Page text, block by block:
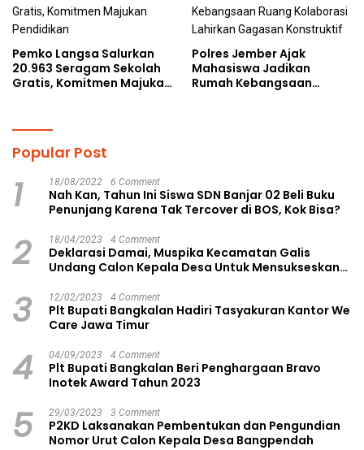
Pemko Langsa Salurkan
20.963 Seragam Sekolah
Gratis, Komitmen Majukan
Polres Jember Ajak
Mahasiswa Jadikan
Rumah Kebangsaan
Popular Post
1 18/08/2022 6 Comment
Nah Kan, Tahun Ini Siswa SDN Banjar 02 Beli Buku
Penunjang Karena Tak Tercover di BOS, Kok Bisa?
2 18/04/2023 4 Comment
Deklarasi Damai, Muspika Kecamatan Galis
Undang Calon Kepala Desa Untuk Mensukseskan
3 12/02/2023 4 Comment
Plt Bupati Bangkalan Hadiri Tasyakuran Kantor We
Care Jawa Timur
4 04/09/2023 4 Comment
Plt Bupati Bangkalan Beri Penghargaan Bravo
Inotek Award Tahun 2023
5 29/03/2023 3 Comment
P2KD Laksanakan Pembentukan dan Pengundian
Nomor Urut Calon Kepala Desa Bangpendah